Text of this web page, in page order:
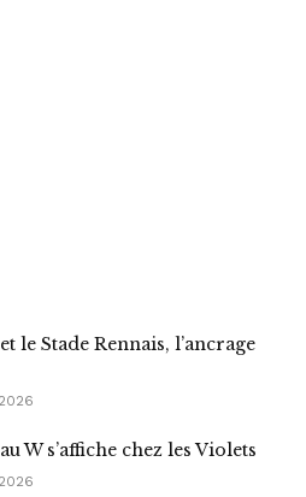
le Stade Rennais, l’ancrage
W s’affiche chez les Violets